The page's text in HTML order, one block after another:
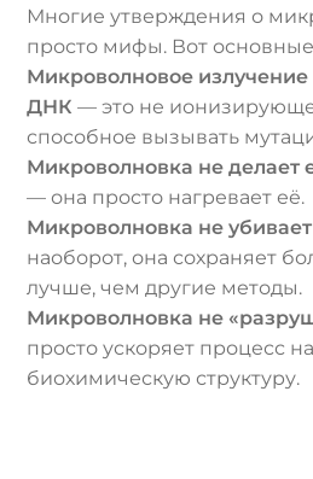
Многие утверждения о
просто мифы. Вот
Микроволновое
ДНК — это не
способное вызывать
Микроволновка не делает
— она просто нагревает её.
Микроволновка не
наоборот, она сохраняет
лучше, чем другие методы.
Микроволновка не
просто ускоряет процесс
биохимическую структуру.